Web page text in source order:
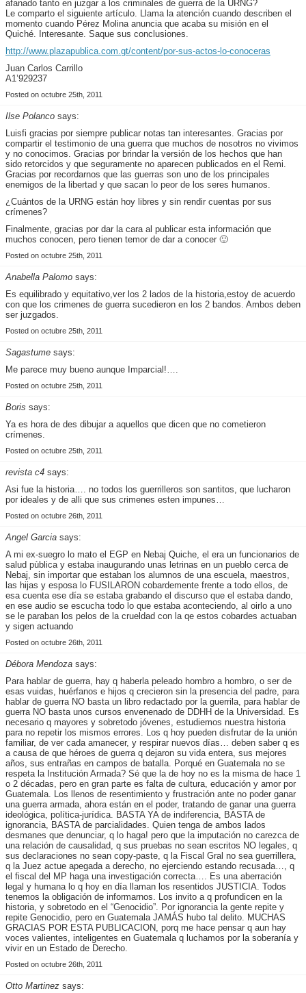
afanado tanto en juzgar a los criminales de guerra de la URNG?
Le comparto el siguiente artículo. Llama la atención cuando describen el
momento cuando Pérez Molina anuncia que acaba su misión en el
Quiché. Interesante. Saque sus conclusiones.
http://www.plazapublica.com.gt/content/por-sus-actos-lo-conoceras
Juan Carlos Carrillo
A1’929237
Posted on octubre 25th, 2011
Ilse Polanco says:
Luisfi gracias por siempre publicar notas tan interesantes. Gracias por
compartir el testimonio de una guerra que muchos de nosotros no vivimos
y no conocimos. Gracias por brindar la versión de los hechos que han
sido retorcidos y que seguramente no aparecen publicados en el Remi.
Gracias por recordarnos que las guerras son uno de los principales
enemigos de la libertad y que sacan lo peor de los seres humanos.
¿Cuántos de la URNG están hoy libres y sin rendir cuentas por sus
crímenes?
Finalmente, gracias por dar la cara al publicar esta información que
muchos conocen, pero tienen temor de dar a conocer 🙂
Posted on octubre 25th, 2011
Anabella Palomo says:
Es equilibrado y equitativo,ver los 2 lados de la historia,estoy de acuerdo
con que los crimenes de guerra sucedieron en los 2 bandos. Ambos deben
ser juzgados.
Posted on octubre 25th, 2011
Sagastume says:
Me parece muy bueno aunque Imparcial!….
Posted on octubre 25th, 2011
Boris says:
Ya es hora de des dibujar a aquellos que dicen que no cometieron
crímenes.
Posted on octubre 25th, 2011
revista c4 says:
Asi fue la historia…. no todos los guerrilleros son santitos, que lucharon
por ideales y de alli que sus crimenes esten impunes…
Posted on octubre 26th, 2011
Angel Garcia says:
A mi ex-suegro lo mato el EGP en Nebaj Quiche, el era un funcionarios de
salud pùblica y estaba inaugurando unas letrinas en un pueblo cerca de
Nebaj, sin importar que estaban los alumnos de una escuela, maestros,
las hijas y esposa lo FUSILARON cobardemente frente a todo ellos, de
esa cuenta ese día se estaba grabando el discurso que el estaba dando,
en ese audio se escucha todo lo que estaba aconteciendo, al oirlo a uno
se le paraban los pelos de la crueldad con la qe estos cobardes actuaban
y sigen actuando
Posted on octubre 26th, 2011
Débora Mendoza says:
Para hablar de guerra, hay q haberla peleado hombro a hombro, o ser de
esas vuidas, huérfanos e hijos q crecieron sin la presencia del padre, para
hablar de guerra NO basta un libro redactado por la guerrila, para hablar de
guerra NO basta unos cursos envenenado de DDHH de la Universidad. Es
necesario q mayores y sobretodo jóvenes, estudiemos nuestra historia
para no repetir los mismos errores. Los q hoy pueden disfrutar de la unión
familiar, de ver cada amanecer, y respirar nuevos días… deben saber q es
a causa de que héroes de guerra q dejaron su vida entera, sus mejores
años, sus entrañas en campos de batalla. Porqué en Guatemala no se
respeta la Institución Armada? Sé que la de hoy no es la misma de hace 1
o 2 décadas, pero en gran parte es falta de cultura, educación y amor por
Guatemala. Los llenos de resentimiento y frustración ante no poder ganar
una guerra armada, ahora están en el poder, tratando de ganar una guerra
ideológica, política-jurídica. BASTA YA de indiferencia, BASTA de
ignorancia, BASTA de parcialidades. Quien tenga de ambos lados
desmanes que denunciar, q lo haga! pero que la imputación no carezca de
una relación de causalidad, q sus pruebas no sean escritos NO legales, q
sus declaraciones no sean copy-paste, q la Fiscal Gral no sea guerrillera,
q la Juez actue apegada a derecho, no ejerciendo estando recusada…, q
el fiscal del MP haga una investigación correcta…. Es una aberración
legal y humana lo q hoy en día llaman los resentidos JUSTICIA. Todos
tenemos la obligación de informarnos. Los invito a q profundicen en la
historia, y sobretodo en el “Genocidio”. Por ignorancia la gente repite y
repite Genocidio, pero en Guatemala JAMÁS hubo tal delito. MUCHAS
GRACIAS POR ESTA PUBLICACION, porq me hace pensar q aun hay
voces valientes, inteligentes en Guatemala q luchamos por la soberanía y
vivir en un Estado de Derecho.
Posted on octubre 26th, 2011
Otto Martinez says: